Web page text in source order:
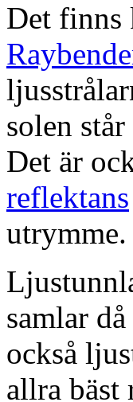
Det finns
solen
Det är
reflektans
utrymme.
samlar
också
allra bäst